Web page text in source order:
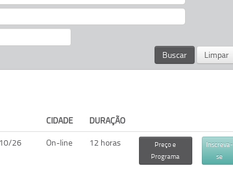
CIDADE
DURAÇÃO
26 On-line 12 horas
Preço e
Programa
Inscreva-
se